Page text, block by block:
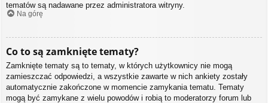
tematów są nadawane przez administratora witryny.
Na górę
Co to są zamknięte tematy?
Zamknięte tematy są to tematy, w których użytkownicy nie mogą
zamieszczać odpowiedzi, a wszystkie zawarte w nich ankiety zostały
automatycznie zakończone w momencie zamykania tematu. Tematy
mogą być zamykane z wielu powodów i robią to moderatorzy forum lub